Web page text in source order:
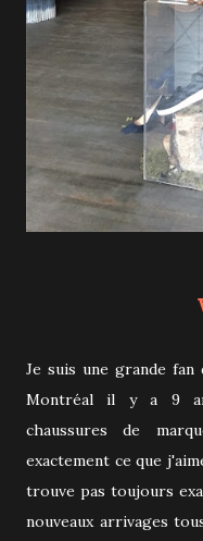
Je suis une grande
Montréal il y a 9
chaussures de
exactement ce que
trouve pas toujours
nouveaux arrivages